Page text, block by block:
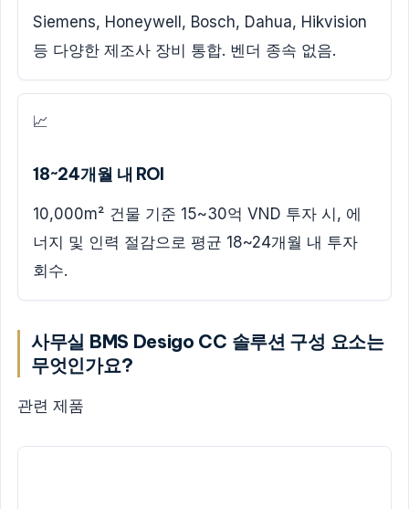
Siemens, Honeywell, Bosch, Dahua, Hikvision
등 다양한 제조사 장비 통합. 벤더 종속 없음.
📈
18~24개월 내 ROI
10,000m² 건물 기준 15~30억 VND 투자 시, 에
너지 및 인력 절감으로 평균 18~24개월 내 투자
회수.
사무실 BMS Desigo CC 솔루션 구성 요소는
무엇인가요?
관련 제품